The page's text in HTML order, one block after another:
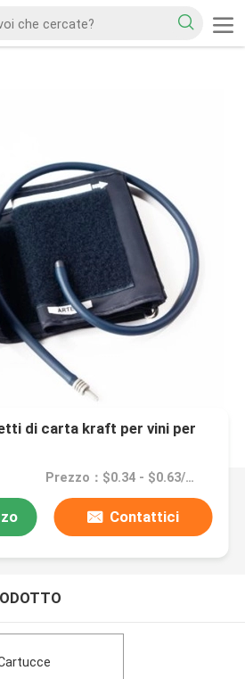
di carta kraft per vini per
Prezzo：$0.34 - $0.63/pieces
Contattici